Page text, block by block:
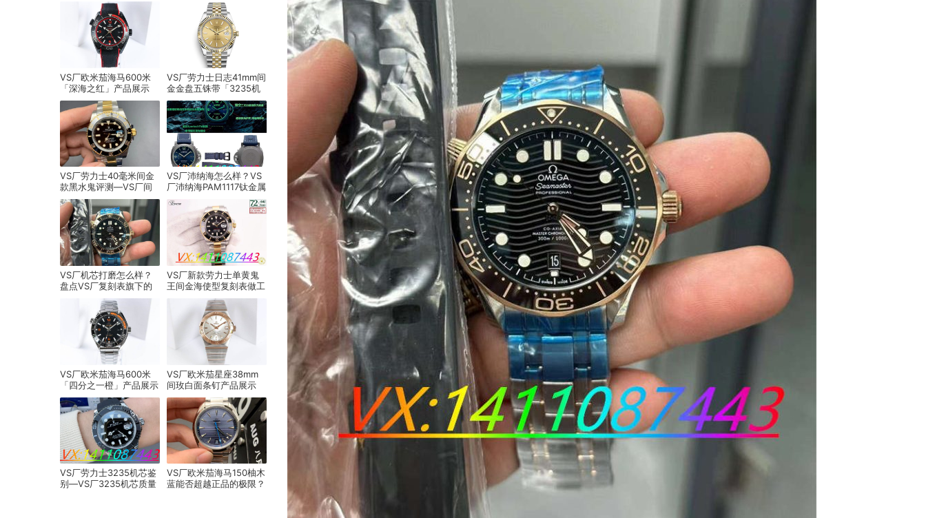
VS厂欧米茄海马600米
「深海之红」产品展示
VS厂劳力士日志41mm间
金金盘五铢带「3235机
芯」产品展示
VS厂劳力士40毫米间金
款黑水鬼评测—VS厂间
金黑水鬼会一眼假吗？​
VS厂沛纳海怎么样？VS
厂沛纳海PAM1117钛金属
腕表评测！
VS厂机芯打磨怎么样？
盘点VS厂复刻表旗下的
经典机芯细节！
VS厂新款劳力士单黄鬼
王间金海使型复刻表做工
VS厂欧米茄海马600米
「四分之一橙」产品展示
VS厂欧米茄星座38mm
间玫白面条钉产品展示
VS厂劳力士3235机芯鉴
别—VS厂3235机芯质量
VS厂欧米茄海马150柚木
蓝能否超越正品的极限？